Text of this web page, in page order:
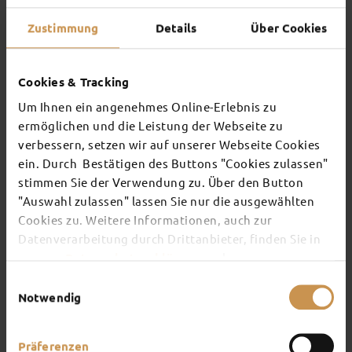
Zustimmung Details Über Cookies
Cookies & Tracking
Um Ihnen ein angenehmes Online-Erlebnis zu
ermöglichen und die Leistung der Webseite zu
verbessern, setzen wir auf unserer Webseite Cookies
ein. Durch Bestätigen des Buttons "Cookies zulassen"
stimmen Sie der Verwendung zu. Über den Button
"Auswahl zulassen" lassen Sie nur die ausgewählten
Cookies zu. Weitere Informationen, auch zur
Datenverarbeitung durch Drittanbieter, finden Sie in
Notwendig
Präferenzen
Er gehört wie der Dom zu Fulda dazu. Mit großer Pyramide
und liebevoll geschmückten Ständen bildet er den Kern der
Weihnachtsstadt.
TRADITIONEN LEBEN